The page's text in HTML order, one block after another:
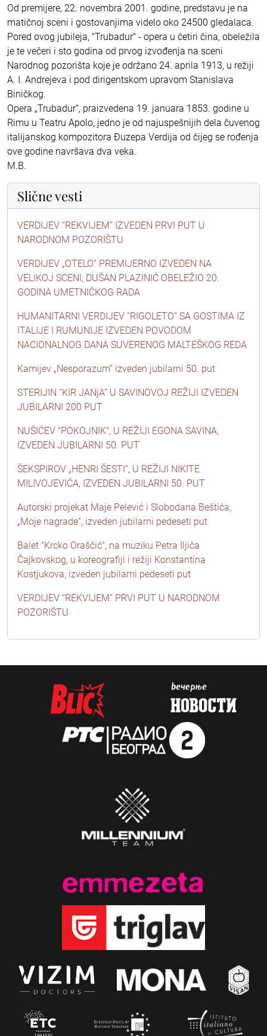
Od premijere, 22. novembra 2001. godine, predstavu je na
matičnoj sceni i gostovanjima videlo oko 24500 gledalaca.
Pored ovog jubileja, "Trubadur" - opera u četiri čina, obeležila
je te večeri i sto godina od prvog izvođenja na sceni
Narodnog pozorišta koje je održano 24. aprila 1913, u režiji
A. I. Andrejeva i pod dirigentskom upravom Stanislava
Biničkog.
Opera „Trubadur“, praizvedena 19. januara 1853. godine u
Rimu u Teatru Apolo, jedno je od najuspešnijih dela čuvenog
italijanskog kompozitora Đuzepa Verdija od čijeg se rođenja
ove godine navršava dva veka.
M.B.
Slične vesti
VERDIJEV “REKVIJEM” IZVEDEN PRVI PUT U
NARODNOM POZORIŠTU
VERDIJEV „OTELO“ PREMIJERNO IZVEDEN NA
VELIKOJ SCENI, DUŠAN PLAZINIĆ OBELEŽIO 20.
GODINA UMETNIČKOG RADA
HUMANITARNI VERDIJEV “RIGOLETO” SA GOSTIMA IZ
ITALIJE I RUMUNIJE IZVEDEN POVODOM
NACIONALNOG DANA SUVERENOG MALTEŠKOG REDA
Kamijev „Nesporazum“ izveden jubilarni 50. put
STERIJIN “KIR JANjA” U SAVINOVOJ REŽIJI IZVEDEN
JUBILARNI 200 PUT
NUŠIĆEV "POKOJNIK", U REŽIJI EGONA SAVINA,
IZVEDEN JUBILARNI 50. PUT
ŠEKSPIROV „HENRI ŠESTI“, U REŽIJI NIKITE
MILIVOJEVIĆA, IZVEDEN JUBILARNI 50. PUT
Autorski projekat Maje Pelević i Slobodana Beštića,
„Moje nagrade“, izveden jubilarni pedeseti put
Balet "Krcko Oraščić", na muziku Petra Iljiča
Čajkovskog, u koreografiji i režiji Konstantina
Kostjukova, izveden jubilarni pedeseti put
VERDIJEV “REKVIJEM” PRVI PUT U NARODNOM
POZORIŠTU